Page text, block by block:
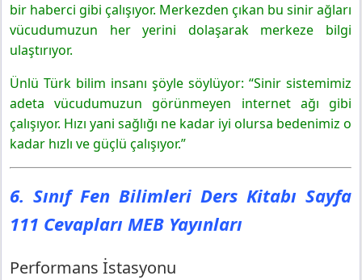
bir haberci gibi çalışıyor. Merkezden çıkan bu sinir ağları
vücudumuzun her yerini dolaşarak merkeze bilgi
ulaştırıyor.
Ünlü Türk bilim insanı şöyle söylüyor: “Sinir sistemimiz
adeta vücudumuzun görünmeyen internet ağı gibi
çalışıyor. Hızı yani sağlığı ne kadar iyi olursa bedenimiz o
kadar hızlı ve güçlü çalışıyor.”
6. Sınıf Fen Bilimleri Ders Kitabı Sayfa
111 Cevapları MEB Yayınları
Performans İstasyonu